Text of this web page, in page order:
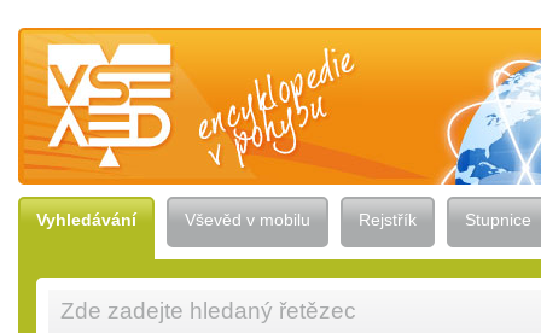
Vševěd — encyklopedie v pohybu
Vyhledávání Vševěd v mobilu Rejstřík Stupnice